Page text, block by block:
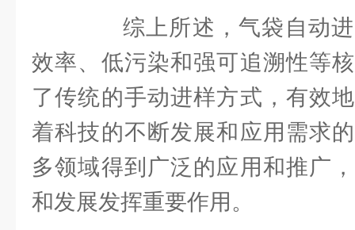
综上所述，气袋自动进
效率、低污染和强可追溯性等
了传统的手动进样方式，有效
着科技的不断发展和应用需求
多领域得到广泛的应用和推广
和发展发挥重要作用。